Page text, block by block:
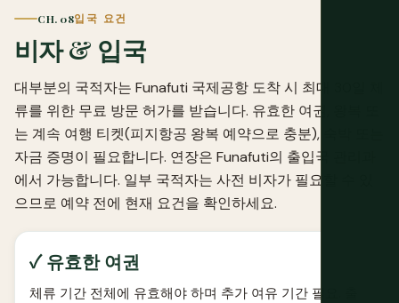
CH. 08입국 요건
비자 & 입국
대부분의 국적자는 Funafuti 국제공항 도착 시 최대 30일 체
류를 위한 무료 방문 허가를 받습니다. 유효한 여권, 왕복 또
는 계속 여행 티켓(피지항공 왕복 예약으로 충분), 숙박 또는
자금 증명이 필요합니다. 연장은 Funafuti의 출입국 관리과
에서 가능합니다. 일부 국적자는 사전 비자가 필요할 수 있
으므로 예약 전에 현재 요건을 확인하세요.
✓ 유효한 여권
체류 기간 전체에 유효해야 하며 추가 여유 기간 필요. 출